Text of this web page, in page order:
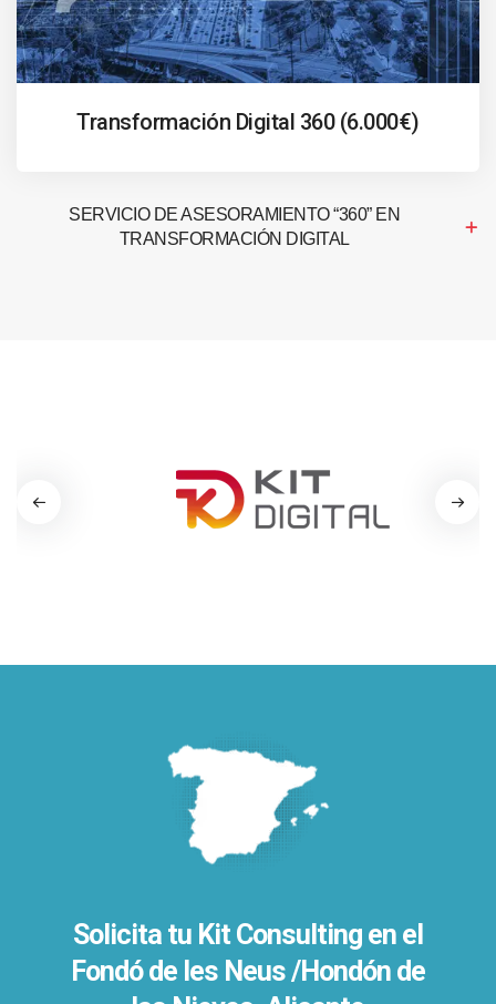
Transformación Digital 360 (6.000€)
SERVICIO DE ASESORAMIENTO “360” EN
TRANSFORMACIÓN DIGITAL
Solicita tu Kit Consulting en el
Fondó de les Neus /Hondón de